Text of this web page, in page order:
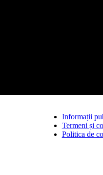
Informații
Termeni și
Politica de